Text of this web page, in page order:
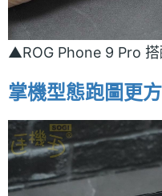
▲ROG Phone 9 Pro 搭
掌機型態跑圖更